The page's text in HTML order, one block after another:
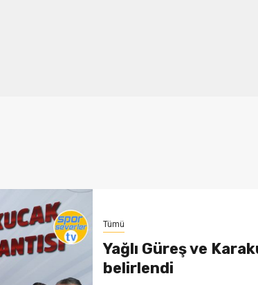
Tümü
Yağlı Güreş ve
belirlendi